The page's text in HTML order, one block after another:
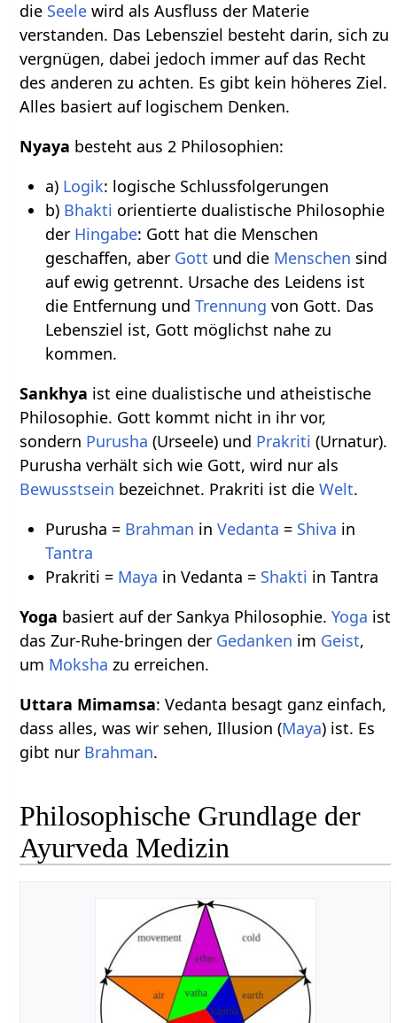
die Seele wird als Ausfluss der Materie
verstanden. Das Lebensziel besteht darin, sich zu
vergnügen, dabei jedoch immer auf das Recht
des anderen zu achten. Es gibt kein höheres Ziel.
Alles basiert auf logischem Denken.
Nyaya besteht aus 2 Philosophien:
a) Logik: logische Schlussfolgerungen
b) Bhakti orientierte dualistische Philosophie
der Hingabe: Gott hat die Menschen
geschaffen, aber Gott und die Menschen sind
auf ewig getrennt. Ursache des Leidens ist
die Entfernung und Trennung von Gott. Das
Lebensziel ist, Gott möglichst nahe zu
kommen.
Sankhya ist eine dualistische und atheistische
Philosophie. Gott kommt nicht in ihr vor,
sondern Purusha (Urseele) und Prakriti (Urnatur).
Purusha verhält sich wie Gott, wird nur als
Bewusstsein bezeichnet. Prakriti ist dieWelt.
Purusha = Brahman in Vedanta = Shiva in
Tantra
Prakriti = Maya in Vedanta = Shakti in Tantra
Yoga basiert auf der Sankya Philosophie.Yoga ist
das Zur-Ruhe-bringen der Gedanken im Geist,
um Moksha zu erreichen.
Uttara Mimamsa: Vedanta besagt ganz einfach,
dass alles, was wir sehen, Illusion (Maya) ist. Es
gibt nur Brahman.
Philosophische Grundlage der
Ayurveda Medizin